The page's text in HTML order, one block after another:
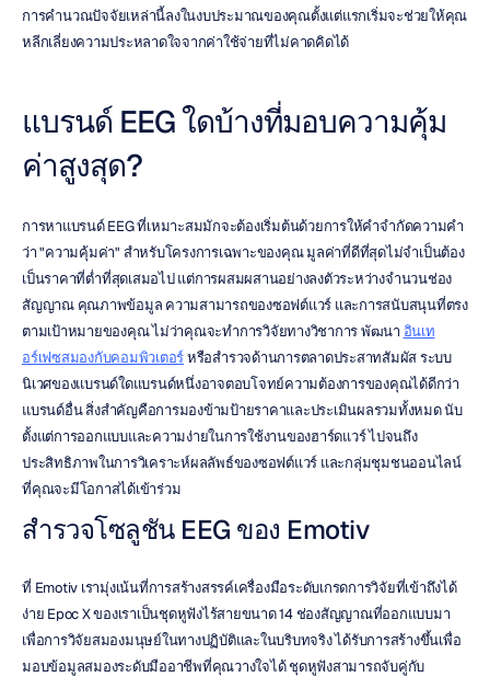
การคำนวณปัจจัยเหล่านี้ลงในงบประมาณของคุณตั้งแต่แรกเริ่มจะช่วยให้คุณ
หลีกเลี่ยงความประหลาดใจจากค่าใช้จ่ายที่ไม่คาดคิดได้
แบรนด์ EEG ใดบ้างที่มอบความคุ้ม
ค่าสูงสุด?
การหาแบรนด์ EEG ที่เหมาะสมมักจะต้องเริ่มต้นด้วยการให้คำจำกัดความคำ
ว่า "ความคุ้มค่า" สำหรับโครงการเฉพาะของคุณ มูลค่าที่ดีที่สุดไม่จำเป็นต้อง
เป็นราคาที่ต่ำที่สุดเสมอไป แต่การผสมผสานอย่างลงตัวระหว่างจำนวนช่อง
สัญญาณ คุณภาพข้อมูล ความสามารถของซอฟต์แวร์ และการสนับสนุนที่ตรง
ตามเป้าหมายของคุณ ไม่ว่าคุณจะทำการวิจัยทางวิชาการ พัฒนา อินเท
อร์เฟซสมองกับคอมพิวเตอร์ หรือสำรวจด้านการตลาดประสาทสัมผัส ระบบ
นิเวศของแบรนด์ใดแบรนด์หนึ่งอาจตอบโจทย์ความต้องการของคุณได้ดีกว่า
แบรนด์อื่น สิ่งสำคัญคือการมองข้ามป้ายราคาและประเมินผลรวมทั้งหมด นับ
ตั้งแต่การออกแบบและความง่ายในการใช้งานของฮาร์ดแวร์ ไปจนถึง
ประสิทธิภาพในการวิเคราะห์ผลลัพธ์ของซอฟต์แวร์ และกลุ่มชุมชนออนไลน์
ที่คุณจะมีโอกาสได้เข้าร่วม
สำรวจโซลูชัน EEG ของ Emotiv
ที่ Emotiv เรามุ่งเน้นที่การสร้างสรรค์เครื่องมือระดับเกรดการวิจัยที่เข้าถึงได้
ง่าย Epoc X ของเราเป็นชุดหูฟังไร้สายขนาด 14 ช่องสัญญาณที่ออกแบบมา
เพื่อการวิจัยสมองมนุษย์ในทางปฏิบัติและในบริบทจริง ได้รับการสร้างขึ้นเพื่อ
มอบข้อมูลสมองระดับมืออาชีพที่คุณวางใจได้ ชุดหูฟังสามารถจับคู่กับ